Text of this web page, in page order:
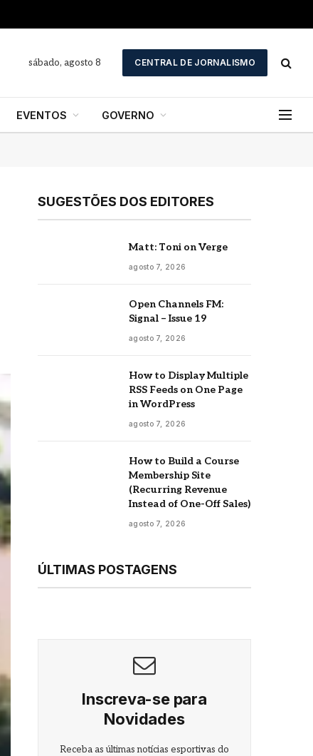
sábado, agosto 8 CENTRAL DE JORNALISMO
EVENTOS GOVERNO
SUGESTÕES DOS EDITORES
Matt: Toni on Verge
agosto 7, 2026
Open Channels FM:
Signal – Issue 19
agosto 7, 2026
How to Display Multiple
RSS Feeds on One Page
in WordPress
agosto 7, 2026
How to Build a Course
Membership Site
(Recurring Revenue
Instead of One-Off Sales)
agosto 7, 2026
ÚLTIMAS POSTAGENS
Inscreva-se para
Novidades
Receba as últimas notícias esportivas do